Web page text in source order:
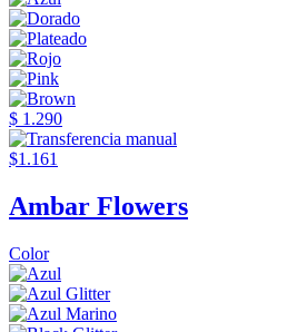
$ 1.290
$1.161
Ambar Flowers
Color